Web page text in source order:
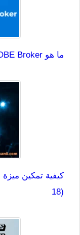
ما هو User OOBE Broker؟ كيفية تعطيله
18)